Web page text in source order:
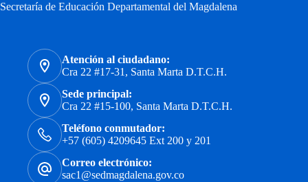
Secretaría de Educación Departamental del Magdalena
Atención al ciudadano:
Cra 22 #17-31, Santa Marta D.T.C.H.
Sede principal:
Cra 22 #15-100, Santa Marta D.T.C.H.
Teléfono conmutador:
+57 (605) 4209645 Ext 200 y 201
Correo electrónico:
sac1@sedmagdalena.gov.co